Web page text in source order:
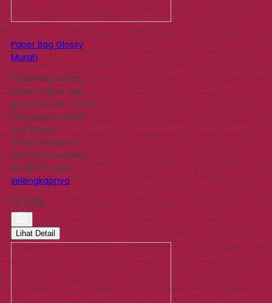
Paper Bag Glossy
Murah
Paper Bag Glossy
Murah Paper bag
glossy murah untuk
kebutuhan acara,
baik kantor
ataupun pribadi
bisa kami buatkan
dengan harga…
selengkapnya
Rp 5.850
Lihat Detail